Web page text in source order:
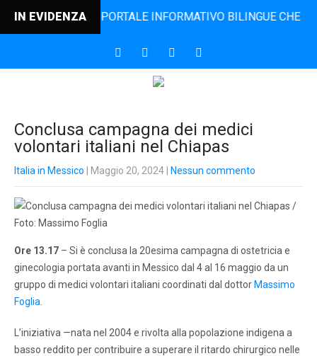
IN EVIDENZAIL PORTALE INFORMATIVO BILINGUE CHE DAL
Conclusa campagna dei medici
volontari italiani nel Chiapas
Italia in Messico | Maggio 20, 2024 Nessun commento
Ore 13.17 – Si è conclusa la 20esima campagna di ostetricia e
ginecologia portata avanti in Messico dal 4 al 16 maggio da un
gruppo di medici volontari italiani coordinati dal dottor Massimo
Foglia
L’iniziativa —nata nel 2004 e rivolta alla popolazione indigena a
basso reddito per contribuire a superare il ritardo chirurgico nelle